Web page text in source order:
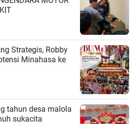
Strategis, Robby
Minahasa ke
tahun desa malola
sukacita